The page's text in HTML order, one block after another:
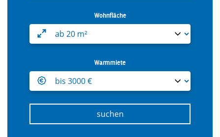
Wohnfläche
Warmmiete
suchen